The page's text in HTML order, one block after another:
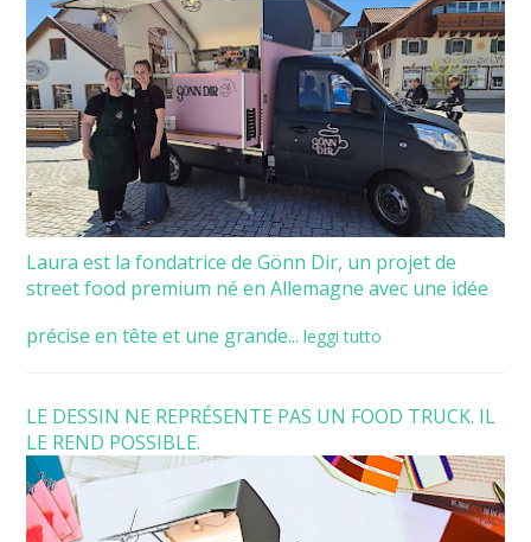
Laura est la fondatrice de Gönn Dir, un projet de
street food premium né en Allemagne avec une idée
précise en tête et une grande... leggi tutto
LE DESSIN NE REPRÉSENTE PAS UN FOOD TRUCK. IL
LE REND POSSIBLE.